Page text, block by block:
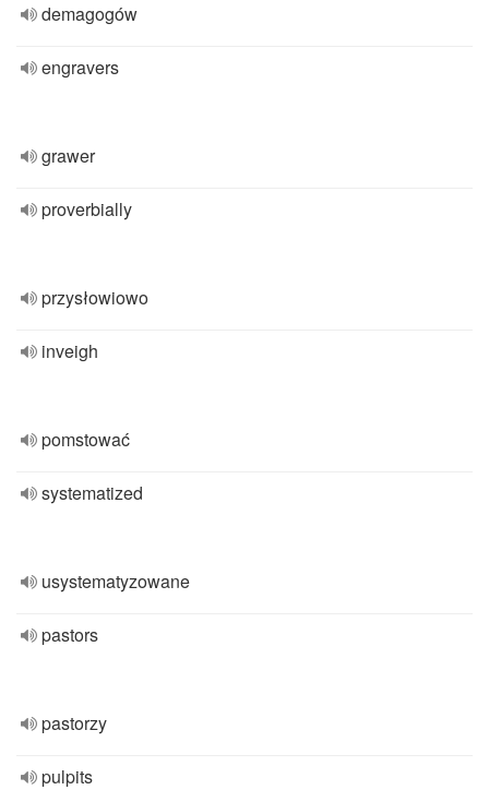
demagogów
engravers
grawer
proverbially
przysłowiowo
inveigh
pomstować
systematized
usystematyzowane
pastors
pastorzy
pulpits